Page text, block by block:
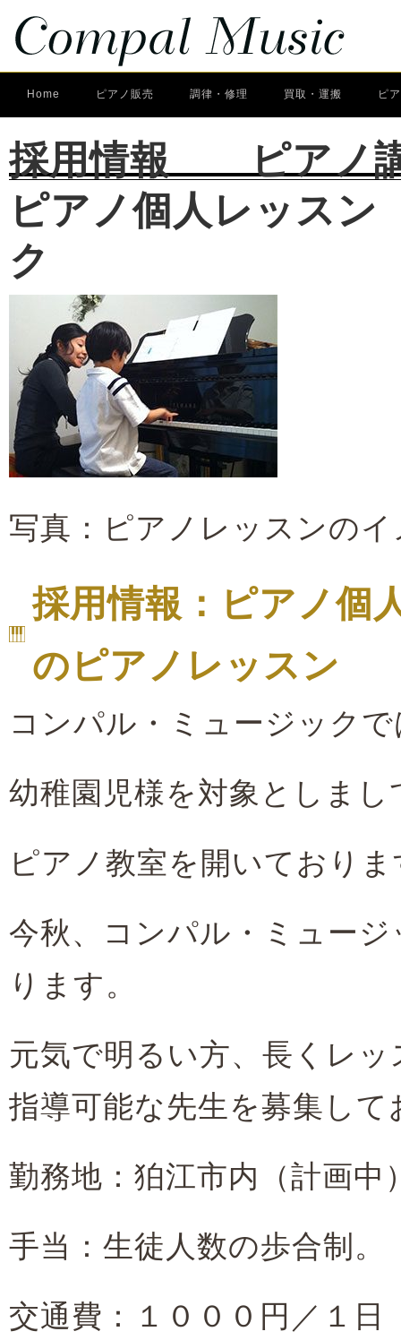
Home ピアノ販売 調律・修理 買取・運搬 ピ
採用情報 ピアノ
ピアノ個人レッス
ク
写真：ピアノレッスンの
採用情報：ピアノ
のピアノレッスン
コンパル・ミュージック
幼稚園児様を対象としまし
ピアノ教室を開いておりま
今秋、コンパル・ミュー
ります。
元気で明るい方、長くレ
指導可能な先生を募集して
勤務地：狛江市内（計画中
手当：生徒人数の歩合制。
交通費：１０００円／１